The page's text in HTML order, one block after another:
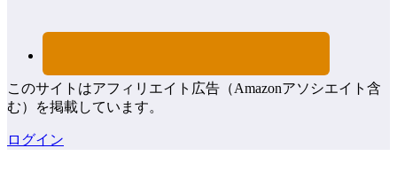
このサイトはアフィリエイト広告（Amazonアソシエイト含
む）を掲載しています。
ログイン